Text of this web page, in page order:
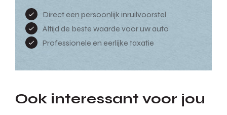
Direct een persoonlijk inruilvoorstel
Altijd de beste waarde voor uw auto
Professionele en eerlijke taxatie
Ook interessant voor jou